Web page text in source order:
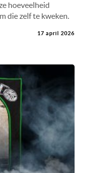
hoeveelheid
die zelf te kweken.
17 april 2026